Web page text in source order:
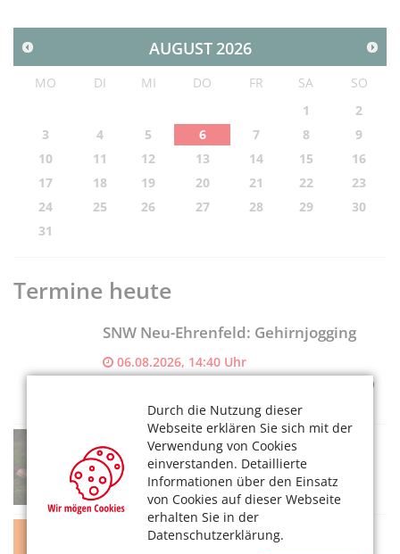
Durch die Nutzung dieser
Webseite erklären Sie sich mit der
Verwendung von Cookies
einverstanden. Detaillierte
Informationen über den Einsatz
von Cookies auf dieser Webseite
erhalten Sie in der
Datenschutzerklärung.
AUGUST 2026
MO DI MI DO FR SA
SO
1
2
3
4 5 6 7 8
9
10
11 12 13 14 15
16
17
18 19 20 21 22
23
24
25 26 27 28 29
30
31
Termine heute
SNW Neu-Ehrenfeld: Gehirnjogging
06.08.2026, 14:40 Uhr
SeniorenNetzwerk Neu-Ehrenfeld c/o AWO
Zentrum für Senioren Theo-Burauen-Haus
Standards der Kleingartenbewegung
06.08.2026, 14 Uhr
Kölner Eifelverein (KEV)
Escht Kabarett on Tour